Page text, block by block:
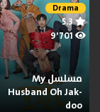
Drama
5.3
مسلسل My
Husband Oh Jak-
doo